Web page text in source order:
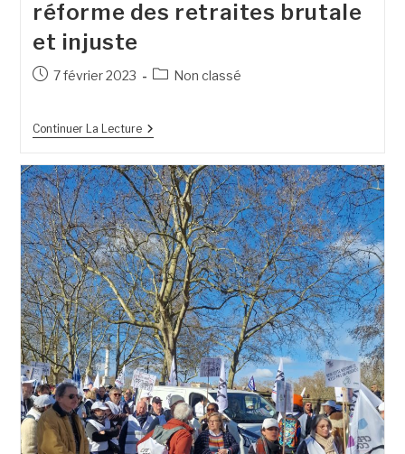
réforme des retraites brutale
et injuste
7 février 2023 Non classé
Continuer La Lecture